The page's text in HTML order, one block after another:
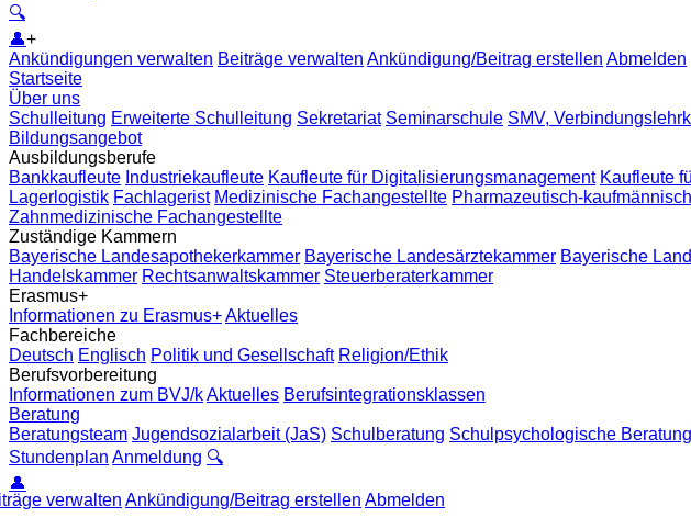
🔍
👤+
Ankündigungen verwalten Beiträge verwalten Ankündigung/Beitrag erstellen Abmelden
Startseite
Über uns
Schulleitung Erweiterte Schulleitung Sekretariat Seminarschule SMV,
Bildungsangebot
Ausbildungsberufe
Bankkaufleute Industriekaufleute Kaufleute für Digitalisierungsmanagement Kaufleute
Lagerlogistik Fachlagerist Medizinische Fachangestellte Pharmazeutisch-
Zahnmedizinische Fachangestellte
Zuständige Kammern
Bayerische Landesapothekerkammer Bayerische Landesärztekammer Bayerische
Handelskammer Rechtsanwaltskammer Steuerberaterkammer
Erasmus+
Informationen zu Erasmus+Aktuelles
Fachbereiche
Deutsch Englisch Politik und Gesellschaft Religion/Ethik
Berufsvorbereitung
Informationen zum BVJ/kAktuelles Berufsintegrationsklassen
Beratung
Beratungsteam Jugendsozialarbeit (JaS) Schulberatung Schulpsychologische Beratung
Stundenplan Anmeldung 🔍
👤
verwalten Ankündigung/Beitrag erstellen Abmelden